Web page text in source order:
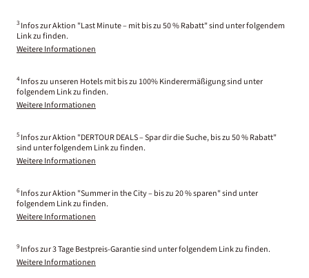
3 Infos zur Aktion "Last Minute – mit bis zu 50 % Rabatt" sind unter folgendem
Link zu finden.
Weitere Informationen
4 Infos zu unseren Hotels mit bis zu 100% Kinderermäßigung sind unter
folgendem Link zu finden.
Weitere Informationen
5 Infos zur Aktion "DERTOUR DEALS – Spar dir die Suche, bis zu 50 % Rabatt"
sind unter folgendem Link zu finden.
Weitere Informationen
6 Infos zur Aktion "Summer in the City – bis zu 20 % sparen" sind unter
folgendem Link zu finden.
Weitere Informationen
9 Infos zur 3 Tage Bestpreis-Garantie sind unter folgendem Link zu finden.
Weitere Informationen